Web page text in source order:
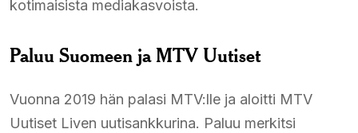
kotimaisista mediakasvoista.
Paluu Suomeen ja MTV Uutiset
Vuonna 2019 hän palasi MTV:lle ja aloitti MTV
Uutiset Liven uutisankkurina. Paluu merkitsi